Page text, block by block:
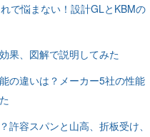
で悩まない！設計GLとKBMの
果、図解で説明してみた
の違いは？メーカー5社の性能
許容スパンと山高、折板受け、